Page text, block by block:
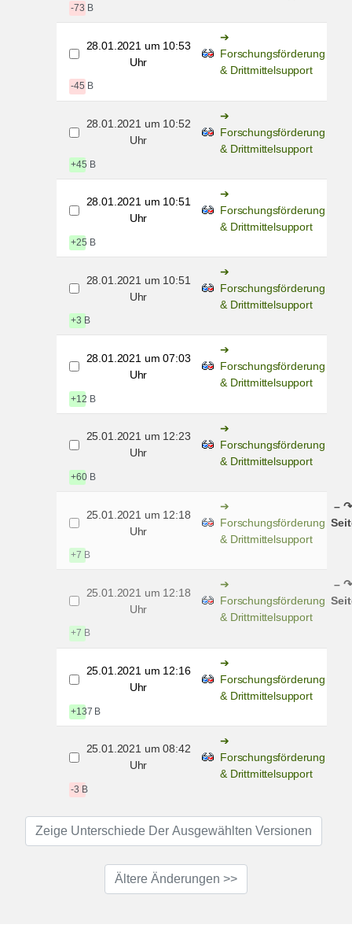
-73 B
28.01.2021 um 10:53
Uhr
Forschungsförderung
& Drittmittelsupport
-45 B
28.01.2021 um 10:52
Uhr
Forschungsförderung
& Drittmittelsupport
+45 B
28.01.2021 um 10:51
Uhr
Forschungsförderung
& Drittmittelsupport
+25 B
28.01.2021 um 10:51
Uhr
Forschungsförderung
& Drittmittelsupport
+3 B
28.01.2021 um 07:03
Uhr
Forschungsförderung
& Drittmittelsupport
+12 B
25.01.2021 um 12:23
Uhr
Forschungsförderung
& Drittmittelsupport
+60 B
25.01.2021 um 12:18
Uhr
Forschungsförderung
& Drittmittelsupport
–
+7 B
25.01.2021 um 12:18
Uhr
Forschungsförderung
& Drittmittelsupport
–
+7 B
25.01.2021 um 12:16
Uhr
Forschungsförderung
& Drittmittelsupport
+137 B
25.01.2021 um 08:42
Uhr
Forschungsförderung
& Drittmittelsupport
-3 B
Zeige Unterschiede Der Ausgewählten Versionen
Ältere Änderungen >>